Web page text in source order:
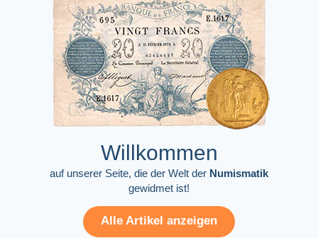
Willkommen
auf unserer Seite, die der Welt der Numismatik
gewidmet ist!
Alle Artikel anzeigen